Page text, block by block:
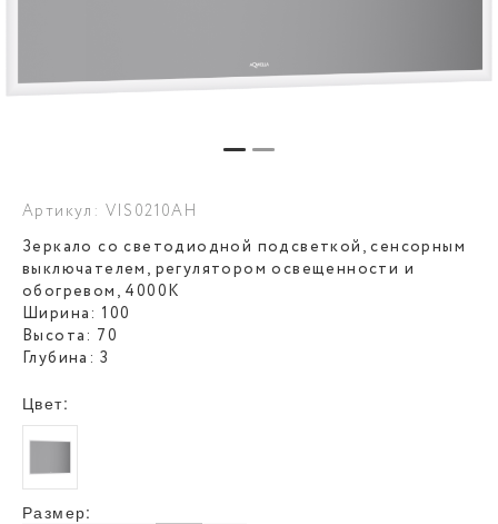
Артикул: VIS0210AH
Зеркало со светодиодной подсветкой, сенсорным
выключателем, регулятором освещенности и
обогревом, 4000К
Ширина: 100
Высота: 70
Глубина: 3
Цвет:
Размер: